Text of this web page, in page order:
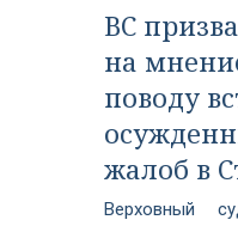
ВС
на
поводу
жалоб в
Верховный